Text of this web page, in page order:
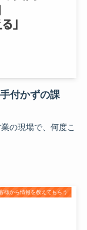
付かずの課
の現場で、何度こ
様から情報を教えてもらう